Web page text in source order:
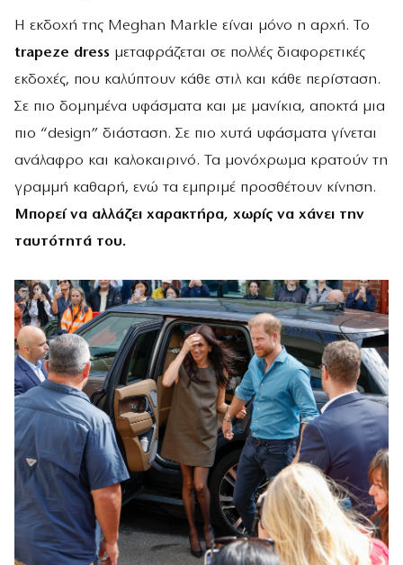
Η εκδοχή της Meghan Markle είναι μόνο η αρχή. Το
trapeze dress μεταφράζεται σε πολλές διαφορετικές
εκδοχές, που καλύπτουν κάθε στιλ και κάθε περίσταση.
Σε πιο δομημένα υφάσματα και με μανίκια, αποκτά μια
πιο “design” διάσταση. Σε πιο χυτά υφάσματα γίνεται
ανάλαφρο και καλοκαιρινό. Τα μονόχρωμα κρατούν τη
γραμμή καθαρή, ενώ τα εμπριμέ προσθέτουν κίνηση.
Μπορεί να αλλάζει χαρακτήρα, χωρίς να χάνει την
ταυτότητά του.